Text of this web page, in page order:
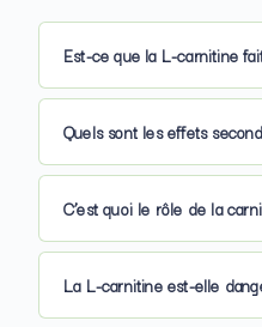
Est-ce que la L-carnitine
Quels sont les effets
C’est quoi le rôle de la
La L-carnitine est-elle